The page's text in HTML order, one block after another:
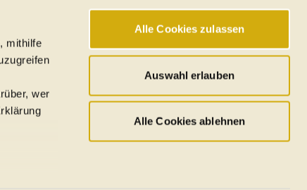
mithilfe
wer
Alle Cookies zulassen
Auswahl erlauben
Alle Cookies ablehnen